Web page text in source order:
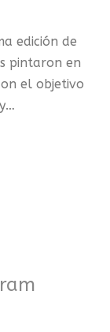
edición de
pintaron en
el objetivo